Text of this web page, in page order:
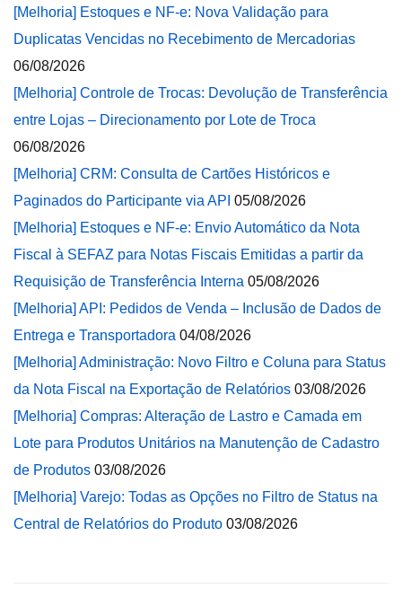
[Melhoria] Estoques e NF-e: Nova Validação para
Duplicatas Vencidas no Recebimento de Mercadorias
06/08/2026
[Melhoria] Controle de Trocas: Devolução de Transferência
entre Lojas – Direcionamento por Lote de Troca
06/08/2026
[Melhoria] CRM: Consulta de Cartões Históricos e
Paginados do Participante via API 05/08/2026
[Melhoria] Estoques e NF-e: Envio Automático da Nota
Fiscal à SEFAZ para Notas Fiscais Emitidas a partir da
Requisição de Transferência Interna 05/08/2026
[Melhoria] API: Pedidos de Venda – Inclusão de Dados de
Entrega e Transportadora 04/08/2026
[Melhoria] Administração: Novo Filtro e Coluna para Status
da Nota Fiscal na Exportação de Relatórios 03/08/2026
[Melhoria] Compras: Alteração de Lastro e Camada em
Lote para Produtos Unitários na Manutenção de Cadastro
de Produtos 03/08/2026
[Melhoria] Varejo: Todas as Opções no Filtro de Status na
Central de Relatórios do Produto 03/08/2026